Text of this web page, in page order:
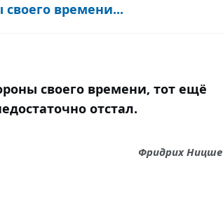
своего времени...
своего времени, тот ещё
отстал.
Фридрих Ницше